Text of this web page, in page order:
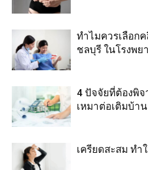
ทำไมควรเลือก
ชลบุรี ในโรงพย
4 ปัจจัยที่ต้องพิ
เหมาต่อเติมบ้าน
เครียดสะสม ทำ